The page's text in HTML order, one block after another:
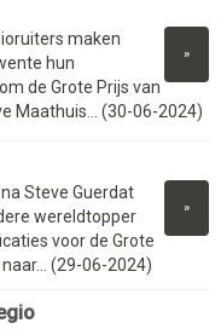
»
maken
hun
de Grote Prijs van
Maathuis... (30-06-2024)
»
na Steve Guerdat
wereldtopper
voor de Grote
(29-06-2024)